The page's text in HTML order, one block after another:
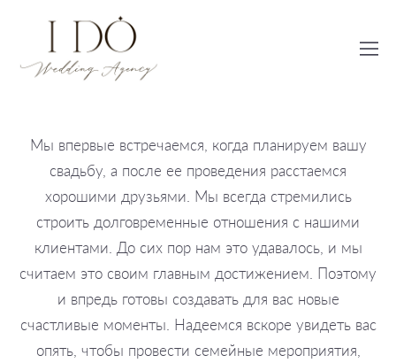
Мы впервые встречаемся, когда планируем вашу
свадьбу, а после ее проведения расстаемся
хорошими друзьями. Мы всегда стремились
строить долговременные отношения с нашими
клиентами. До сих пор нам это удавалось, и мы
считаем это своим главным достижением. Поэтому
и впредь готовы создавать для вас новые
счастливые моменты. Надеемся вскоре увидеть вас
опять, чтобы провести семейные мероприятия,